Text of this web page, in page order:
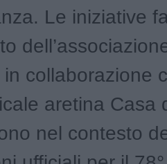
Le iniziative
collaborazione
aretina Casa
nel contesto